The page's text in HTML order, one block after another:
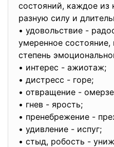
состояний, каждое
разную силу и
• удовольствие -
умеренное
степень
• интерес - ажиотаж;
• дистресс - горе;
• отвращение -
• гнев - ярость;
• пренебрежение -
• удивление - испуг;
• стыд, робость -